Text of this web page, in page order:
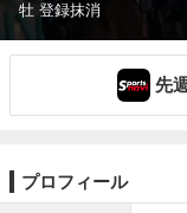
牡 登録抹消
先
プロフィール